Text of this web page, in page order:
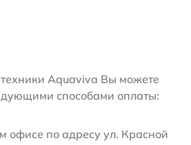
Aquaviva Вы можете
способами оплаты:
офисе по адресу ул. Красной